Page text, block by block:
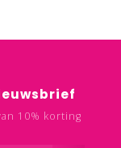
10% korting